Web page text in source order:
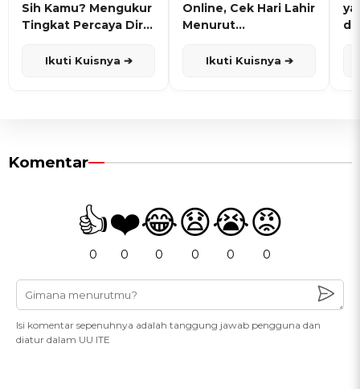
Sih Kamu? Mengukur
Tingkat Percaya Diri
Ikuti Kuisnya ➔
Online, Cek Hari Lahir
Menurut
Ikuti Kuisnya ➔
Komentar
👍
0
❤️
0
😂
0
😧
0
😭
0
😡
0
Isi komentar sepenuhnya adalah tanggung jawab pengguna dan
diatur dalam UU ITE